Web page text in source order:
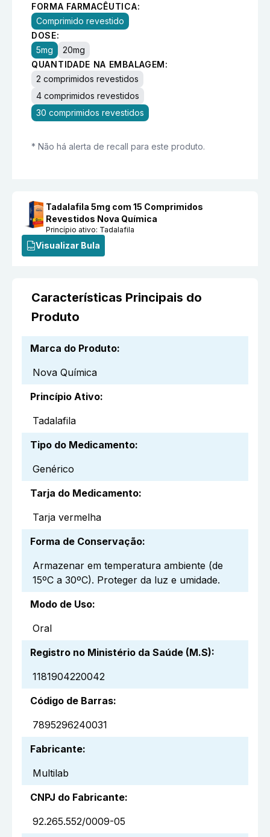
FORMA FARMACÊUTICA:
Comprimido revestido
DOSE:
5mg
20mg
QUANTIDADE NA EMBALAGEM:
2 comprimidos revestidos
4 comprimidos revestidos
30 comprimidos revestidos
* Não há alerta de recall para este produto.
Tadalafila 5mg com 15 Comprimidos
Revestidos Nova Química
Princípio ativo: Tadalafila
Visualizar Bula
Características Principais do
Produto
Marca do Produto:
Nova Química
Princípio Ativo:
Tadalafila
Tipo do Medicamento:
Genérico
Tarja do Medicamento:
Tarja vermelha
Forma de Conservação:
Armazenar em temperatura ambiente (de
15ºC a 30ºC). Proteger da luz e umidade.
Modo de Uso:
Oral
Registro no Ministério da Saúde (M.S):
1181904220042
Código de Barras:
7895296240031
Fabricante:
Multilab
CNPJ do Fabricante:
92.265.552/0009-05